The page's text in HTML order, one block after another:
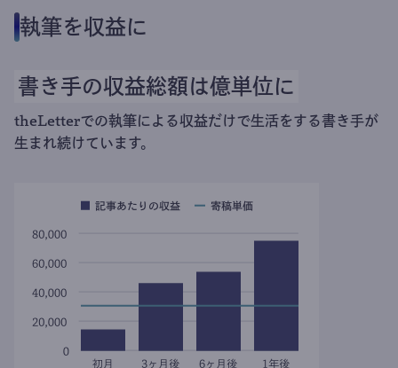
執筆を収益に
書き手の収益総額は億単位に
theLetterでの執筆による収益だけで生活をする書き手が
生まれ続けています。